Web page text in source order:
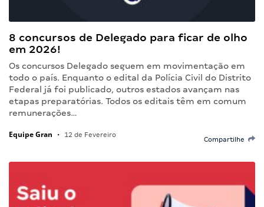
8 concursos de Delegado para ficar de olho
em 2026!
Os concursos Delegado seguem em movimentação em
todo o país. Enquanto o edital da Polícia Civil do Distrito
Federal já foi publicado, outros estados avançam nas
etapas preparatórias. Todos os editais têm em comum
remunerações…
Equipe Gran • 12 de Fevereiro
Compartilhe